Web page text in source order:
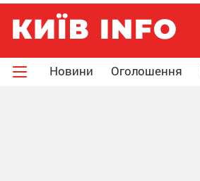
Новини Оголошення